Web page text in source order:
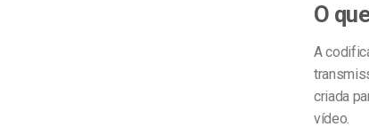
O
A
criada
vídeo.